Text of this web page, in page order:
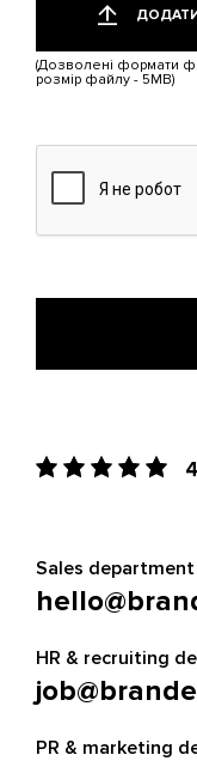
(Дозволені формати
розмір файлу - 5MB)
5
МБ.
pdf,
doc,
odt,
ods.
Sales department
HR & recruiting
PR & marketing